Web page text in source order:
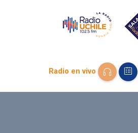
Radio en vivo